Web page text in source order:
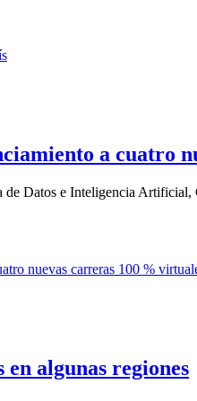
a cuatro
Datos e Inteligencia
algunas regiones